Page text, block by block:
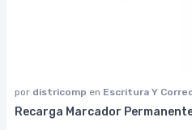
por districomp en Escritura Y
Recarga Marcador